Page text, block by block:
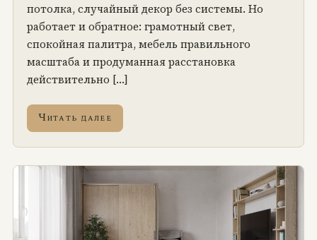
потолка, случайный декор без системы. Но
работает и обратное: грамотный свет,
спокойная палитра, мебель правильного
масштаба и продуманная расстановка
действительно […]
Читать далее